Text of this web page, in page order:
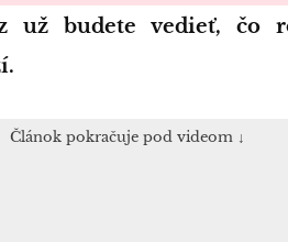
už budete vedieť, čo
Článok pokračuje pod videom ↓